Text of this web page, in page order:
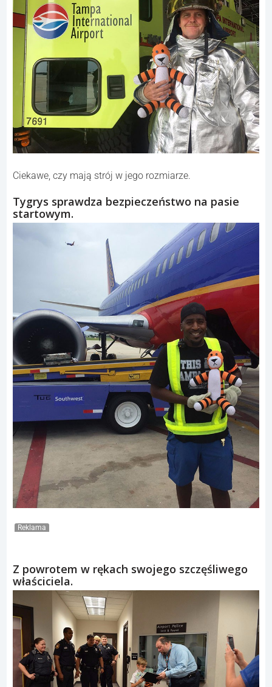
Ciekawe, czy mają strój w jego rozmiarze.
Tygrys sprawdza bezpieczeństwo na pasie
startowym.
Reklama
Z powrotem w rękach swojego szczęśliwego
właściciela.